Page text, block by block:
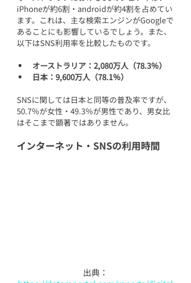
iPhoneが約6割・androidが約4割を占めてい
ます。これは、主な検索エンジンがGoogleで
あることにも影響しているでしょう。また、
以下はSNS利用率を比較したものです。
オーストラリア：2,080万人（78.3％）
日本：9,600万人（78.1％）
SNSに関しては日本と同等の普及率ですが、
50.7％が女性・49.3％が男性であり、男女比
はそこまで顕著ではありません。
インターネット・SNSの利用時間
出典：